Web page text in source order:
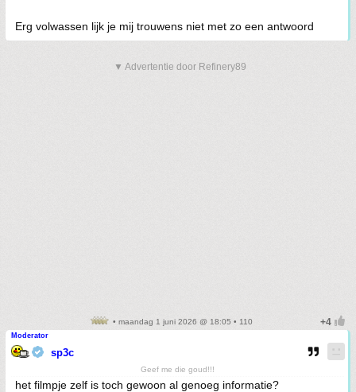
Erg volwassen lijk je mij trouwens niet met zo een antwoord
▼ Advertentie door Refinery89
• maandag 1 juni 2026 @ 18:05 • 110
Moderator
sp3c
Geef me die goud!!!
het filmpje zelf is toch gewoon al genoeg informatie?